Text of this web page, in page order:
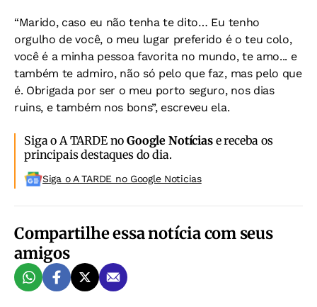
“Marido, caso eu não tenha te dito… Eu tenho
orgulho de você, o meu lugar preferido é o teu colo,
você é a minha pessoa favorita no mundo, te amo... e
também te admiro, não só pelo que faz, mas pelo que
é. Obrigada por ser o meu porto seguro, nos dias
ruins, e também nos bons”, escreveu ela.
Siga o A TARDE noGoogle Notíciase receba os
principais destaques do dia.
Siga o A TARDE no Google Noticias
Compartilhe essa notícia com seus
amigos